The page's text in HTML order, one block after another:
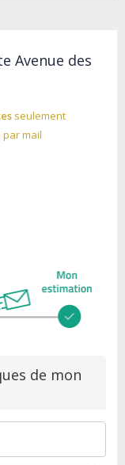
Avenue des
seulement
par mail
de mon